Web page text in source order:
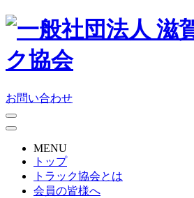
お問い合わせ
MENU
トップ
トラック協会とは
会員の皆様へ